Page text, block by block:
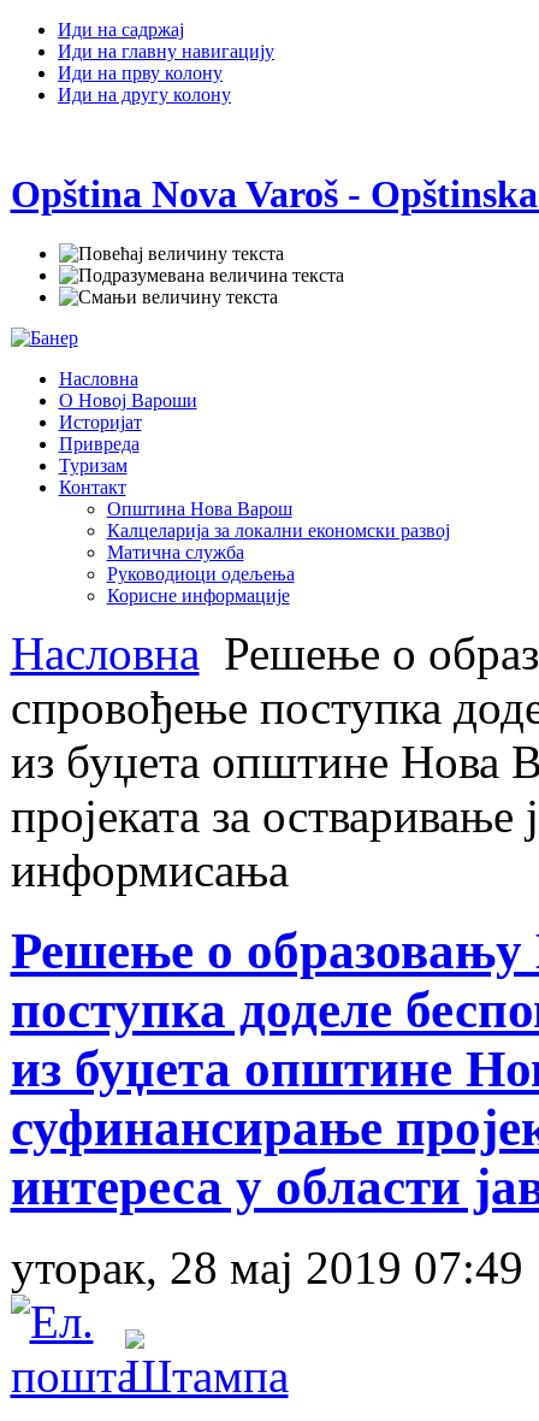
Иди на садржај
Иди на главну навигацију
Иди на прву колону
Иди на другу колону
Opština Nova Varoš -
Насловна
О Новој Вароши
Историјат
Привреда
Туризам
Контакт
Општина Нова Варош
Калцеларија за локални економски развој
Матична служба
Руководиоци одељења
Корисне информације
Насловна Решење о
спровођење поступка
из буџета општине Нова
пројеката за остваривање
информисања
Решење о образовању
поступка доделе
из буџета општине
суфинансирање
интереса у области
уторак, 28 мај 2019 07:49